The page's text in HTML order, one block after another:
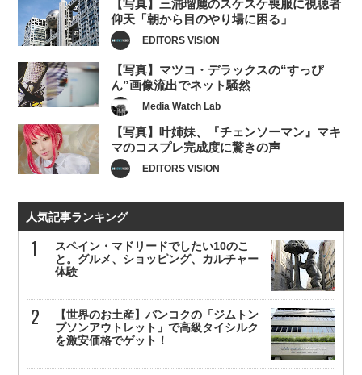
【写真】三浦瑠麗のスケスケ喪服に視聴者
仰天「朝から目のやり場に困る」
EDITORS VISION
【写真】マツコ・デラックスの“すっぴ
ん”画像流出でネット騒然
Media Watch Lab
【写真】叶姉妹、『チェンソーマン』マキ
マのコスプレ完成度に驚きの声
EDITORS VISION
人気記事ランキング
スペイン・マドリードでしたい10のこ
と。グルメ、ショッピング、カルチャー
体験
【世界のお土産】バンコクの「ジムトン
プソンアウトレット」で高級タイシルク
を激安価格でゲット！